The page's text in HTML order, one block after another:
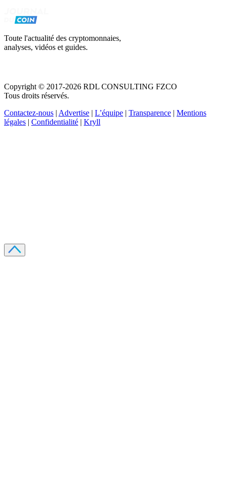
Toute l'actualité des cryptomonnaies,
analyses, vidéos et guides.
Copyright © 2017-2026 RDL CONSULTING FZCO
Tous droits réservés.
Contactez-nous | Advertise | L’équipe | Transparence | Mentions
légales | Confidentialité | Kryll